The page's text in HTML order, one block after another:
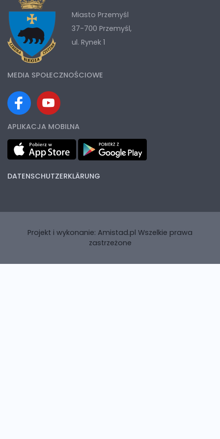
Miasto Przemyśl
37-700 Przemyśl,
ul. Rynek 1
MEDIA SPOŁECZNOŚCIOWE
APLIKACJA MOBILNA
DATENSCHUTZERKLÄRUNG
Projekt i wykonanie: Amistad.pl Wszelkie prawa
zastrzeżone